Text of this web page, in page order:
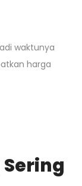
waktunya
harga